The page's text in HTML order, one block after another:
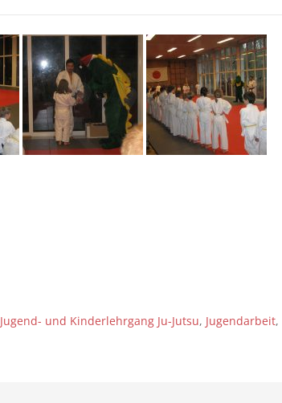
Jugend- und Kinderlehrgang Ju-Jutsu, Jugendarbeit,